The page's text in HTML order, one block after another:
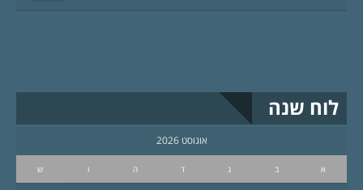
לוח שנה
אוגוסט 2026
א ב ג ד ה ו ש